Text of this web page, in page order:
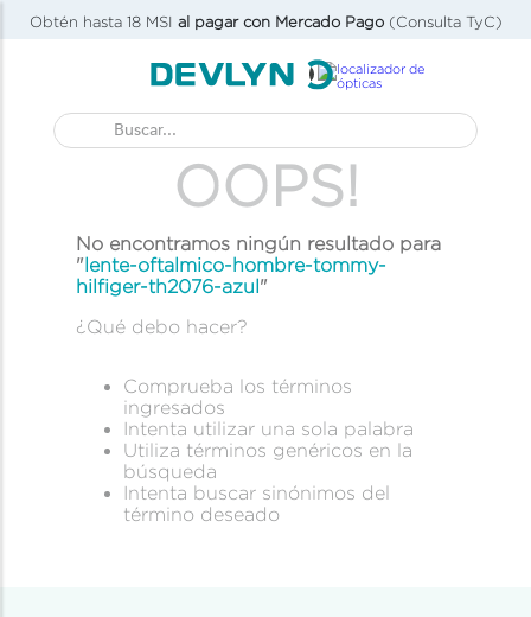
Obtén hasta 18 MSI al pagar con Mercado Pago(Consulta TyC)
Buscar...
OOPS!
No encontramos ningún resultado para
" lente-oftalmico-hombre-tommy-
hilfiger-th2076-azul "
¿Qué debo hacer?
Comprueba los términos
ingresados
Intenta utilizar una sola palabra
Utiliza términos genéricos en la
búsqueda
Intenta buscar sinónimos del
término deseado